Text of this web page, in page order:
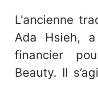
L'ancienne
Ada Hsieh,
financier
Beauty. Il